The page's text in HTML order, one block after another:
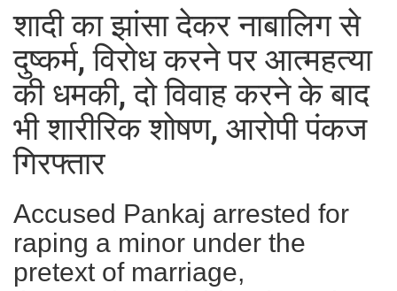
शादी का झांसा देकर नाबालिग से
दुष्कर्म, विरोध करने पर आत्महत्या
की धमकी, दो विवाह करने के बाद
भी शारीरिक शोषण, आरोपी पंकज
गिरफ्तार
Accused Pankaj arrested for
raping a minor under the
pretext of marriage,